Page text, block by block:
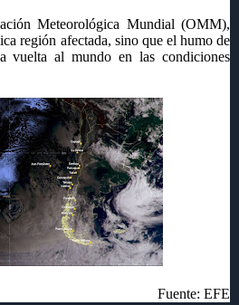
Meteorológica Mundial (OMM),
región afectada, sino que el humo de
vuelta al mundo en las condiciones
Fuente: EFE